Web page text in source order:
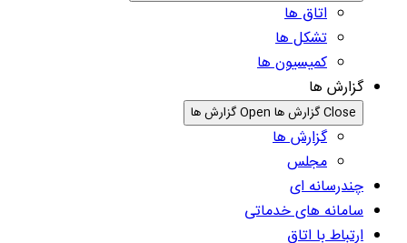
اتاق ها
تشکل ها
کمیسیون ها
گزارش ها
Close گزارش ها Open گزارش ها
گزارش ها
مجلس
چندرسانه ای
سامانه های خدماتی
ارتباط با اتاق